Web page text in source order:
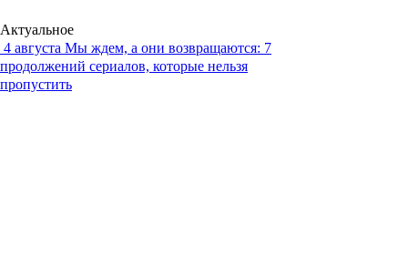
Актуальное
4 августа Мы ждем, а они возвращаются: 7
продолжений сериалов, которые нельзя
пропустить